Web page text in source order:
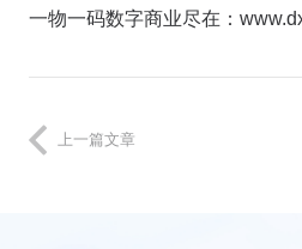
一物一码数字商业尽在：
上一篇文章